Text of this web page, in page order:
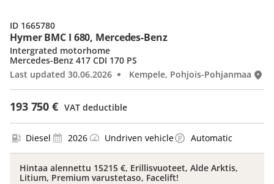
Hymer BMC I 680, Mercedes-Benz
193 750 € VAT deductible
Intergrated motorhome
Mercedes-Benz 417 CDI 170 PS
Last updated 30.06.2026
Kempele, Pohjois-Pohjanmaa
ID 1665780
Diesel 2026 Undriven vehicle Automatic
Hintaa alennettu 15215 €, Erillisvuoteet, Alde Arktis,
Litium, Premium varustetaso, Facelift!